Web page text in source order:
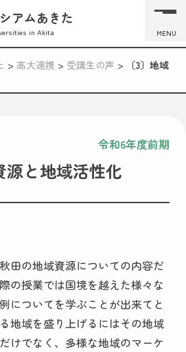
アムあきた
in Akita MENU
> 高大連携 > 受講生の声 >
〔3〕地域
令和6年度前期
源と地域活性化
田の地域資源についての内容だ
の授業では国境を越えた様々な
についてを学ぶことが出来てと
地域を盛り上げるにはその地域
けでなく、多様な地域のマーケ